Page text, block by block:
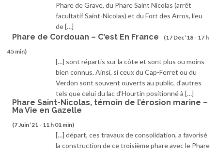
Phare de Grave, du Phare Saint Nicolas (arrêt
facultatif Saint-Nicolas) et du Fort des Arros, lieu
de […]
Phare de Cordouan – C'est En France
(17 Déc ’18 - 17 h
45 min)
[…] sont répartis sur la côte et sont plus ou moins
bien connus. Ainsi, si ceux du Cap-Ferret ou du
Verdon sont souvent ouverts au public, d’autres
tels que celui du lac d’Hourtin positionné à […]
Phare Saint-Nicolas, témoin de l’érosion marine –
Ma Vie en Gazelle
(7 Juin ’21 - 11 h 01 min)
[…] départ, ces travaux de consolidation, a favorisé
la construction de ce troisième phare avec le Phare